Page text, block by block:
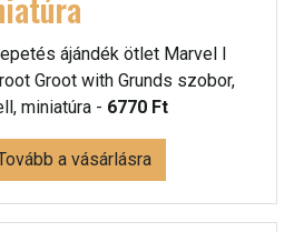
ájándék ötlet Marvel I
Groot with Grunds szobor,
miniatúra - 6770 Ft
a vásárlásra